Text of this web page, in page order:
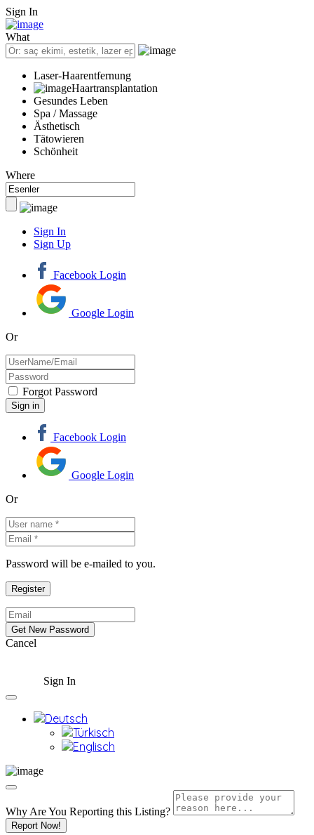
Sign In
What
Laser-Haarentfernung
Haartransplantation
Gesundes Leben
Spa / Massage
Ästhetisch
Tätowieren
Schönheit
Where
Sign In
Sign Up
Facebook Login
Google Login
Or
Forgot Password
Facebook Login
Google Login
Or
Password will be e-mailed to you.
Cancel
Sign In
Why Are You Reporting this Listing?
Report Now!